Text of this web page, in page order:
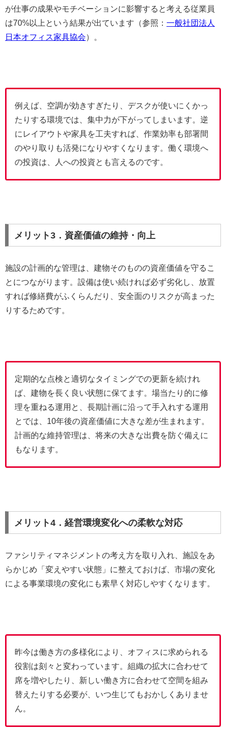
が仕事の成果やモチベーションに影響すると考える従業員
は70%以上という結果が出ています（参照： 一般社団法人
日本オフィス家具協会）。
例えば、空調が効きすぎたり、デスクが使いにくかっ
たりする環境では、集中力が下がってしまいます。逆
にレイアウトや家具を工夫すれば、作業効率も部署間
のやり取りも活発になりやすくなります。働く環境へ
の投資は、人への投資とも言えるのです。
メリット3．資産価値の維持・向上
施設の計画的な管理は、建物そのものの資産価値を守るこ
とにつながります。設備は使い続ければ必ず劣化し、放置
すれば修繕費がふくらんだり、安全面のリスクが高まった
りするためです。
定期的な点検と適切なタイミングでの更新を続けれ
ば、建物を長く良い状態に保てます。場当たり的に修
理を重ねる運用と、長期計画に沿って手入れする運用
とでは、10年後の資産価値に大きな差が生まれます。
計画的な維持管理は、将来の大きな出費を防ぐ備えに
もなります。
メリット4．経営環境変化への柔軟な対応
ファシリティマネジメントの考え方を取り入れ、施設をあ
らかじめ「変えやすい状態」に整えておけば、市場の変化
による事業環境の変化にも素早く対応しやすくなります。
昨今は働き方の多様化により、オフィスに求められる
役割は刻々と変わっています。組織の拡大に合わせて
席を増やしたり、新しい働き方に合わせて空間を組み
替えたりする必要が、いつ生じてもおかしくありませ
ん。